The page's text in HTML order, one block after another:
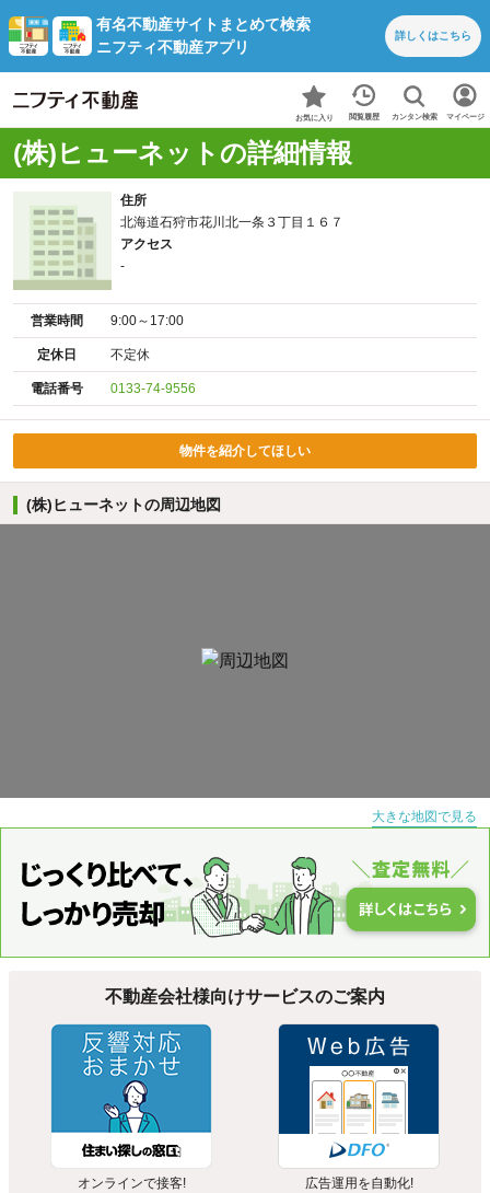
有名不動産サイトまとめて検索
ニフティ不動産アプリ
詳しくはこちら
お気に入り 閲覧履歴 カンタン検索 マイページ
(株)ヒューネットの詳細情報
住所
北海道石狩市花川北一条３丁目１６７
アクセス
-
営業時間 9:00～17:00
定休日 不定休
電話番号 0133-74-9556
物件を紹介してほしい
(株)ヒューネットの周辺地図
大きな地図で見る
不動産会社様向けサービスのご案内
オンラインで接客! 広告運用を自動化!